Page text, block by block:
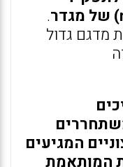
.
מדגם גדול
המגיעים
המותאמת